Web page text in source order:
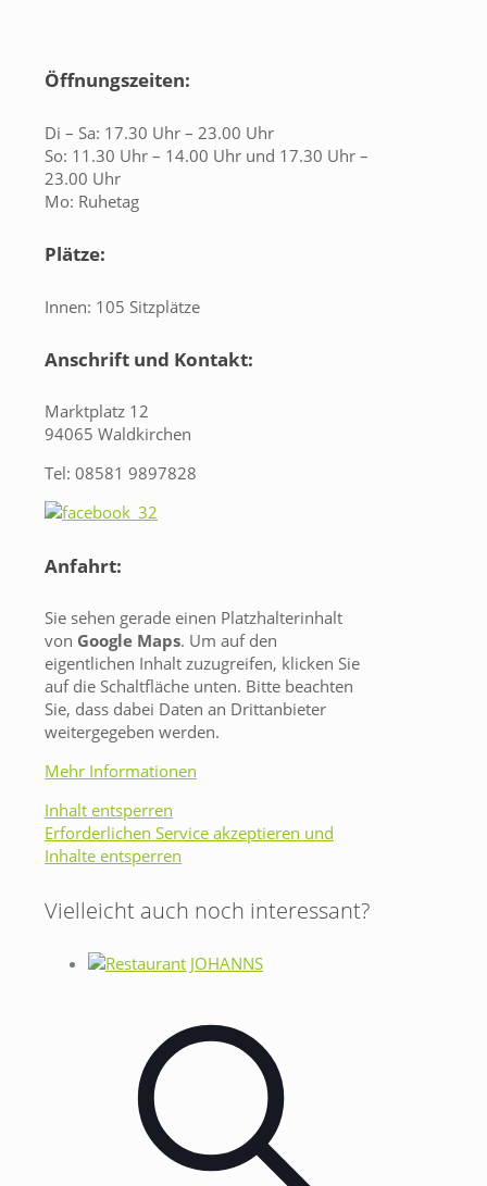
Öffnungszeiten:
Di – Sa: 17.30 Uhr – 23.00 Uhr
So: 11.30 Uhr – 14.00 Uhr und 17.30 Uhr –
23.00 Uhr
Mo: Ruhetag
Plätze:
Innen: 105 Sitzplätze
Anschrift und Kontakt:
Marktplatz 12
94065 Waldkirchen
Tel: 08581 9897828
Anfahrt:
Sie sehen gerade einen Platzhalterinhalt
von Google Maps. Um auf den
eigentlichen Inhalt zuzugreifen, klicken Sie
auf die Schaltfläche unten. Bitte beachten
Sie, dass dabei Daten an Drittanbieter
weitergegeben werden.
Mehr Informationen
Inhalt entsperren
Erforderlichen Service akzeptieren und
Inhalte entsperren
Vielleicht auch noch interessant?